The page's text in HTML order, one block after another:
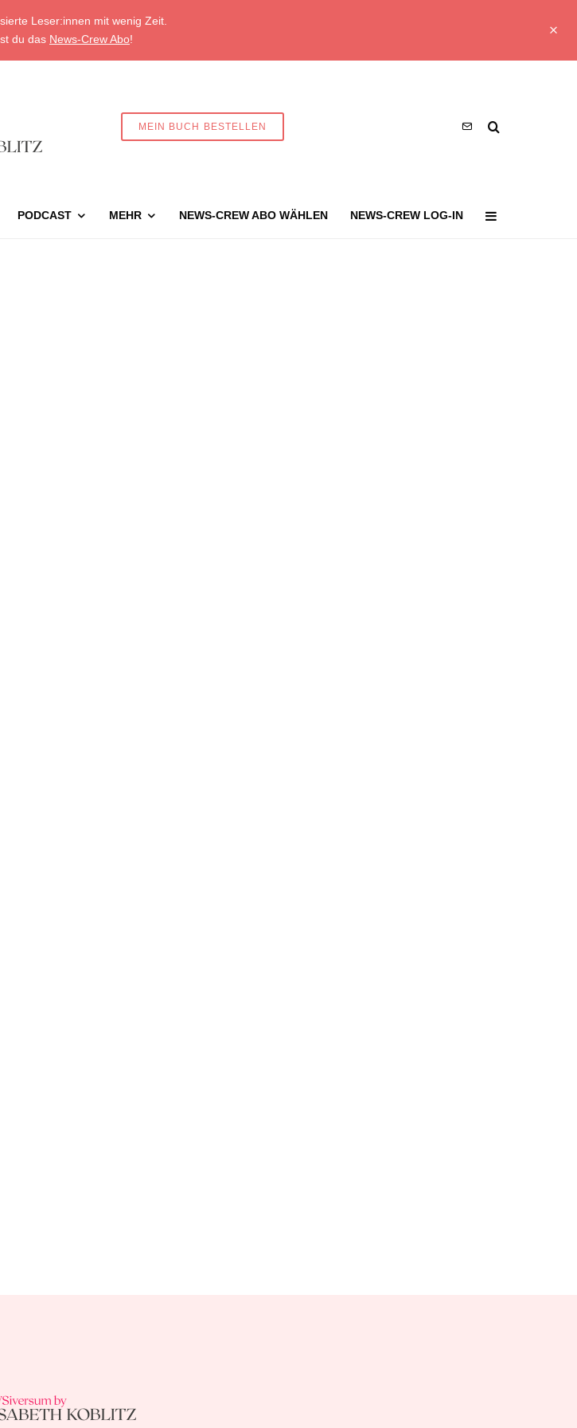
Leser:innen mit wenig Zeit.
du das News-Crew Abo!
MEIN BUCH BESTELLEN
PODCAST MEHR NEWS-CREW ABO WÄHLEN NEWS-CREW LOG-IN